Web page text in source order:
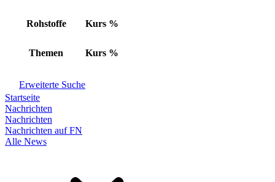
Rohstoffe Kurs %
Themen Kurs %
Erweiterte Suche
Startseite
Nachrichten
Nachrichten
Nachrichten auf FN
Alle News